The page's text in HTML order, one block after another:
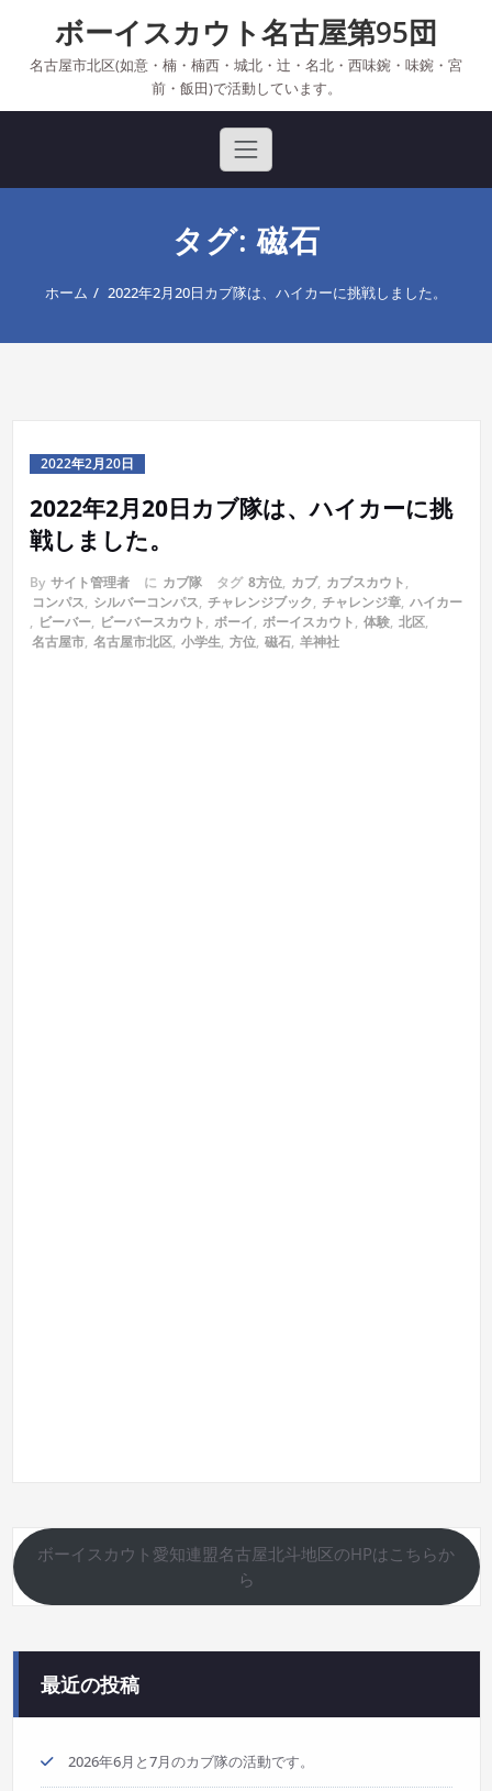
content
ボーイスカウト名古屋第95団
名古屋市北区(如意・楠・楠西・城北・辻・名北・西味鋺・味鋺・宮
前・飯田)で活動しています。
タグ: 磁石
ホーム 2022年2月20日カブ隊は、ハイカーに挑戦しました。
2022年2月20日
2022年2月20日カブ隊は、ハイカーに挑
戦しました。
By サイト管理者 に カブ隊 タグ 8方位, カブ, カブスカウト,
コンパス, シルバーコンパス, チャレンジブック, チャレンジ章, ハイカー
, ビーバー, ビーバースカウト, ボーイ, ボーイスカウト, 体験, 北区,
名古屋市, 名古屋市北区, 小学生, 方位, 磁石, 羊神社
ボーイスカウト愛知連盟名古屋北斗地区のHPはこちらか
ら
最近の投稿
2026年6月と7月のカブ隊の活動です。